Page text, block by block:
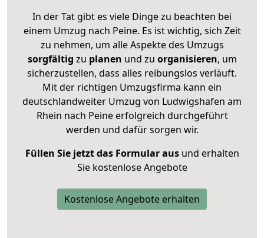
In der Tat gibt es viele Dinge zu beachten bei
einem Umzug nach Peine. Es ist wichtig, sich Zeit
zu nehmen, um alle Aspekte des Umzugs
sorgfältig zu planen und zu organisieren, um
sicherzustellen, dass alles reibungslos verläuft.
Mit der richtigen Umzugsfirma kann ein
deutschlandweiter Umzug von Ludwigshafen am
Rhein nach Peine erfolgreich durchgeführt
werden und dafür sorgen wir.
Füllen Sie jetzt das Formular ausund erhalten
Sie kostenlose Angebote
Kostenlose Angebote erhalten